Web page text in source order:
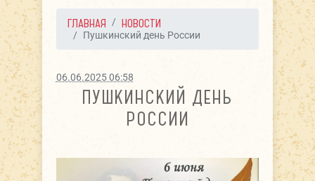
ГЛАВНАЯ НОВОСТИ
Пушкинский день России
06.06.2025 06:58
ПУШКИНСКИЙ ДЕНЬ
РОССИИ